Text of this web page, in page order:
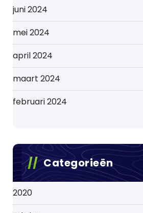
juni 2024
mei 2024
april 2024
maart 2024
februari 2024
Categorieën
2020